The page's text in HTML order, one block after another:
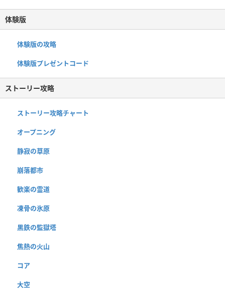
体験版
体験版の攻略
体験版プレゼントコード
ストーリー攻略
ストーリー攻略チャート
オープニング
静寂の草原
崩落都市
歓楽の霊道
凍骨の氷原
黒鉄の監獄塔
焦熱の火山
コア
大空